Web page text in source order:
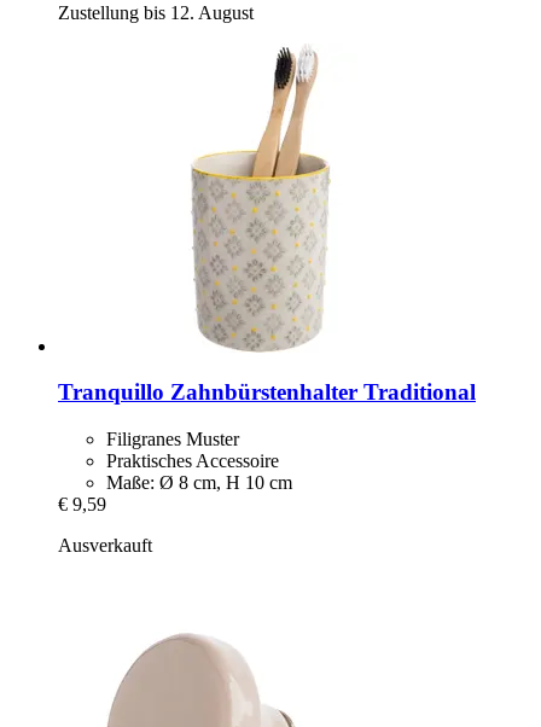
Zustellung bis 12. August
Tranquillo Zahnbürstenhalter Traditional
Filigranes Muster
Praktisches Accessoire
Maße: Ø 8 cm, H 10 cm
€ 9,59
Ausverkauft